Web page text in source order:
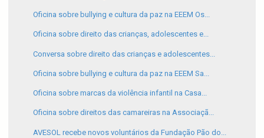
Oficina sobre bullying e cultura da paz na EEEM Os...
Oficina sobre direito das crianças, adolescentes e...
Conversa sobre direito das crianças e adolescentes...
Oficina sobre bullying e cultura da paz na EEEM Sa...
Oficina sobre marcas da violência infantil na Casa...
Oficina sobre direitos das camareiras na Associaçã...
AVESOL recebe novos voluntários da Fundação Pão do...